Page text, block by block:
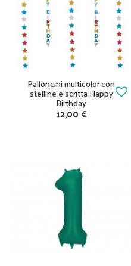
Palloncini multicolor con
stelline e scritta Happy
Birthday
12,00 €